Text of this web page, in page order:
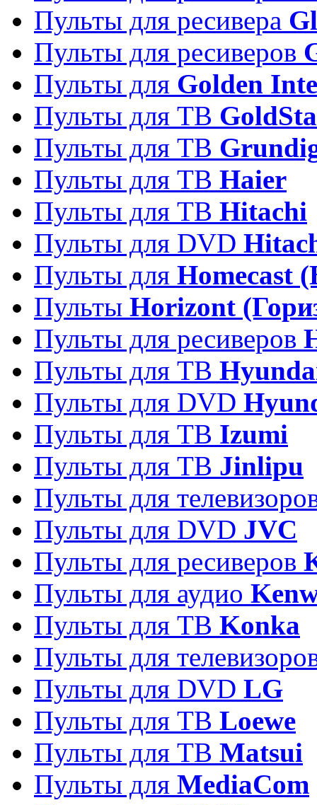
Пульты для ресивера
Пульты для ресиверов
Пульты для Golden
Пульты для ТВ
Пульты для ТВ
Пульты для ТВ Haier
Пульты для ТВ Hitachi
Пульты для DVD
Пульты для Homecast
Пульты Horizont
Пульты для ресиверов
Пульты для ТВ
Пульты для DVD
Пульты для ТВ Izumi
Пульты для ТВ Jinlipu
Пульты для
Пульты для DVD JVC
Пульты для ресиверов
Пульты для аудио
Пульты для ТВ Konka
Пульты для
Пульты для DVD LG
Пульты для ТВ Loewe
Пульты для ТВ Matsui
Пульты для MediaCom